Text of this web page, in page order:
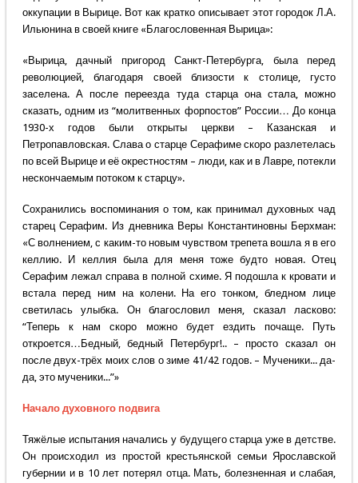
оккупации в Вырице. Вот как кратко описывает этот городок Л.А.
Ильюнина в своей книге «Благословенная Вырица»:
«Вырица, дачный пригород Санкт-Петербурга, была перед
революцией, благодаря своей близости к столице, густо
заселена. А после переезда туда старца она стала, можно
сказать, одним из “молитвенных форпостов” России… До конца
1930-х годов были открыты церкви – Казанская и
Петропавловская. Слава о старце Серафиме скоро разлетелась
по всей Вырице и её окрестностям – люди, как и в Лавре, потекли
нескончаемым потоком к старцу».
Сохранились воспоминания о том, как принимал духовных чад
старец Серафим. Из дневника Веры Константиновны Берхман:
«С волнением, с каким-то новым чувством трепета вошла я в его
келлию. И келлия была для меня тоже будто новая. Отец
Серафим лежал справа в полной схиме. Я подошла к кровати и
встала перед ним на колени. На его тонком, бледном лице
светилась улыбка. Он благословил меня, сказал ласково:
“Теперь к нам скоро можно будет ездить почаще. Путь
откроется…Бедный, бедный Петербург!.. – просто сказал он
после двух-трёх моих слов о зиме 41/42 годов. – Мученики... да-
да, это мученики...”»
Начало духовного подвига
Тяжёлые испытания начались у будущего старца уже в детстве.
Он происходил из простой крестьянской семьи Ярославской
губернии и в 10 лет потерял отца. Мать, болезненная и слабая,